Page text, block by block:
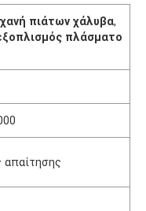
πιάτων χάλυβα,
πλάσματο
απαίτησης